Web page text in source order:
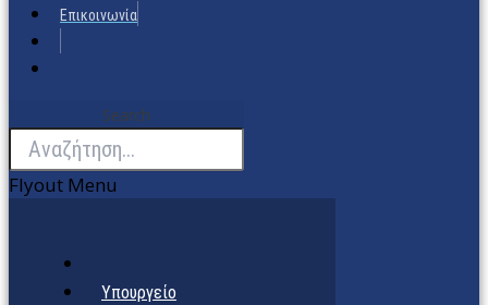
Επικοινωνία
Search
Flyout Menu
Υπουργείο